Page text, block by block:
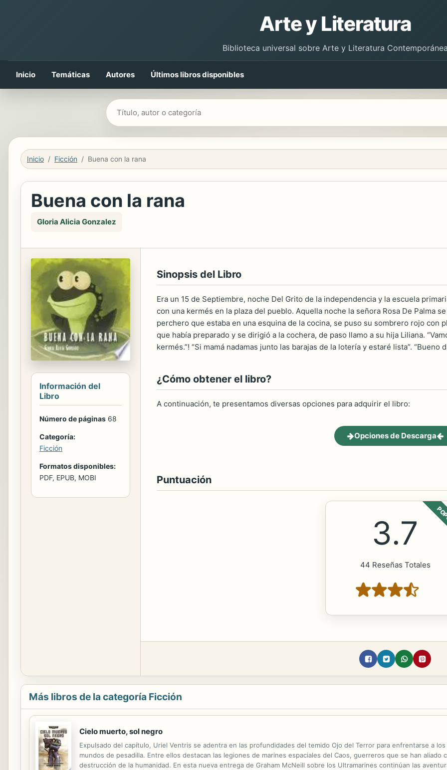
Arte y Literatura
Biblioteca universal sobre Arte y Literatura
Inicio Temáticas Autores Últimos libros disponibles
Buscar libros
Inicio Ficción Buena con la rana
Buena con la rana
Gloria Alicia Gonzalez
Información del
Libro
Número de páginas 68
Categoría:
Ficción
Formatos disponibles:
PDF, EPUB, MOBI
Sinopsis del Libro
Era un 15 de Septiembre, noche Del Grito de la independencia y la escuela
con una kermés en la plaza del pueblo. Aquella noche la señora Rosa De Palma
perchero que estaba en una esquina de la cocina, se puso su sombrero rojo con
que había preparado y se dirigió a la cochera, de paso llamo a su hija Liliana.
kermés.”! “Si mamá nadamas junto las barajas de la lotería y estaré lista”. “Bueno
¿Cómo obtener el libro?
A continuación, te presentamos diversas opciones para adquirir el libro:
Opciones de Descarga
Puntuación
3.7
44 Reseñas Totales
Más libros de la categoría Ficción
Cielo muerto, sol negro
Expulsado del capítulo, Uriel Ventris se adentra en las profundidades del temido Ojo del Terror para enfrentarse a
mundos de pesadilla. Entre ellos destacan las legiones de marines espaciales del Caos, guerreros que se han aliado
destrucción de la humanidad. En esta nueva entrega de Graham McNeill sobre los Ultramarines continúan las